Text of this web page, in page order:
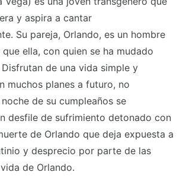
y aspira a cantar
Su pareja, Orlando, es un hombre
ella, con quien se ha mudado
de una vida simple y
muchos planes a futuro, no
de su cumpleaños se
desfile de sufrimiento detonado con
de Orlando que deja expuesta a
y desprecio por parte de las
de Orlando.